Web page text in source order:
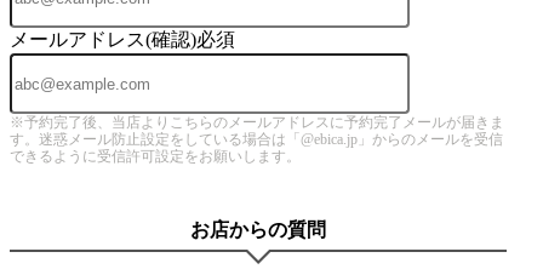
メールアドレス(確認)必須
※予約完了後、当店よりこちらのメールアドレスに予約完了メールが届きま
す。迷惑メール防止設定をしている場合は「@ebica.jp」からのメールを受信
できるように受信許可設定をお願いします。
お店からの質問